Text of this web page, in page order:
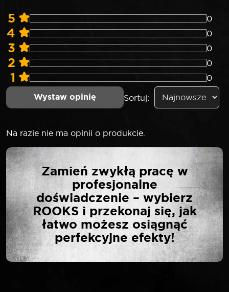
5 0
4 0
3 0
2 0
1 0
Wystaw opinię Sortuj:
Na razie nie ma opinii o produkcie.
NAPISZ PIERWSZĄ
OPINIĘ O „SELTA
ZESTAW KLUCZY
IMBUSOWYCH DŁUGICH
HEX W UCHWYCIE 10
ELEMENTÓW 1,27-10 MM”
Zamień zwykłą pracę w
profesjonalne
doświadczenie – wybierz
ROOKS i przekonaj się, jak
łatwo możesz osiągnąć
perfekcyjne efekty!